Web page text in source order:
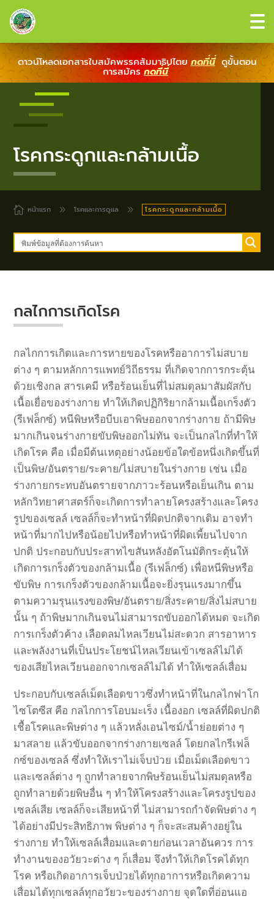
ดาวน์โหลดเอกสารใบสมัคพรรคสัมมาธิปไตย กดที่นี่ ดูขั้นตอน
การสมัครกดที่นี่
โรคกระดูกและกล้ามเนื้อ
 หน้าแรก 9 โรคและการดูแล 9 โรคกระดูกและกล้ามเนื้อ
กลไกการเกิดโรค
กลไกการเกิดและการหายของโรคหรืออาการไม่สบาย
ต่าง ๆ ตามหลักการแพทย์วิถีธรรม ที่เกิดจากการกระตุ้น
ด้วยเชิงกล สารเคมี หรือร้อนเย็นที่ไม่สมดุลมาสัมผัสกับ
เนื้อเยื่อของร่างกาย ทำให้เกิดปฏิกิริยากล้ามเนื้อเกร็งตัว
(รีเฟล็กซ์) หนีพิษหรือบีบเอาพิษออกจากร่างกาย ถ้ามีพิษ
มากเกินจนร่างกายขับพิษออกไม่ทัน จะเป็นกลไกที่ทำให้
เกิดโรค คือ เมื่อมีต้นเหตุอย่างน้อยข้อใดข้อหนึ่งเกิดขึ้นที่
เป็นพิษ/อันตราย/ระคาย/ไม่สบายในร่างกาย เช่น เมื่อ
ร่างกายกระทบอันตรายจากภาวะร้อนหรือเย็นเกิน ตาม
หลักวิทยาศาสตร์ก็จะเกิดการทำลายโครงสร้างและโครง
รูปของเซลล์ เซลล์ก็จะทำหน้าที่ผิดปกติจากเดิม อาจทำ
หน้าที่มากไปหรือน้อยไปหรือทำหน้าที่ผิดเพี้ยนไปจาก
ปกติ ประกอบกับประสาทไขสันหลังอัตโนมัติกระตุ้นให้
เกิดการเกร็งตัวของกล้ามเนื้อ (รีเฟล็กซ์) เพื่อหนีพิษหรือ
ขับพิษ การเกร็งตัวของกล้ามเนื้อจะยิ่งรุนแรงมากขึ้น
ตามความรุนแรงของพิษ/อันตราย/สิ่งระคาย/สิ่งไม่สบาย
นั้น ๆ ถ้าพิษมากเกินจนไม่สามารถขับออกได้หมด จะเกิด
การเกร็งตัวค้าง เลือดลมไหลเวียนไม่สะดวก สารอาหาร
และพลังงานที่เป็นประโยชน์ไหลเวียนเข้าเซลล์ไม่ได้
ของเสียไหลเวียนออกจากเซลล์ไม่ได้ ทำให้เซลล์เสื่อม
ประกอบกับเซลล์เม็ดเลือดขาวซึ่งทำหน้าที่ในกลไกฟาโก
ไซโตซีส คือ กลไกการโอบมะเร็ง เนื้องอก เซลล์ที่ผิดปกติ
เชื้อโรคและพิษต่าง ๆ แล้วหลั่งเอนไซม์/น้ำย่อยต่าง ๆ
มาสลาย แล้วขับออกจากร่างกายเซลล์ โดยกลไกรีเฟล็
กซ์ของเซลล์ ซึ่งทำให้เราไม่เจ็บป่วย เมื่อเม็ดเลือดขาว
และเซลล์ต่าง ๆ ถูกทำลายจากพิษร้อนเย็นไม่สมดุลหรือ
ถูกทำลายด้วยพิษอื่น ๆ ทำให้โครงสร้างและโครงรูปของ
เซลล์เสีย เซลล์ก็จะเสียหน้าที่ ไม่สามารถกำจัดพิษต่าง ๆ
ได้อย่างมีประสิทธิภาพ พิษต่าง ๆ ก็จะสะสมค้างอยู่ใน
ร่างกาย ทำให้เซลล์เสื่อมและตายก่อนเวลาอันควร การ
ทำงานของอวัยวะต่าง ๆ ก็เสื่อม จึงทำให้เกิดโรคได้ทุก
โรค หรือเกิดอาการเจ็บป่วยได้ทุกอาการหรือเกิดความ
เสื่อมได้ทุกเซลล์ทุกอวัยวะของร่างกาย จุดใดที่อ่อนแอ